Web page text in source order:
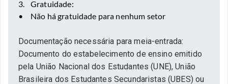
3.
Gratuidade:
•
Não há gratuidade para nenhum setor
Documentação necessária para meia-entrada:
Documento do estabelecimento de ensino emitido
pela União Nacional dos Estudantes (UNE), União
Brasileira dos Estudantes Secundaristas (UBES) ou